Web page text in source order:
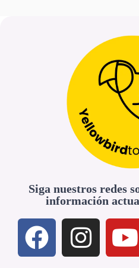
Siga nuestros redes
información